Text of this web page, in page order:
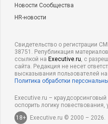
Новости Сообщества
HR-новости
Свидетельство о регистрации
38751. Републикация
ссылкой на Executive.ru, с
сайта. Редакция не несет
высказывания пользователей на
Политика обработки
Executive.ru –
оспорить логику
18+
Executive.ru © 2000 – 2026.